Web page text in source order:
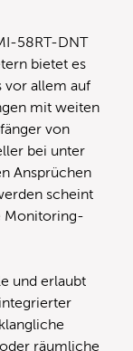
58RT-DNT
bietet es
vor allem auf
mit weiten
von
bei unter
Ansprüchen
scheint
Monitoring-
und erlaubt
räumliche